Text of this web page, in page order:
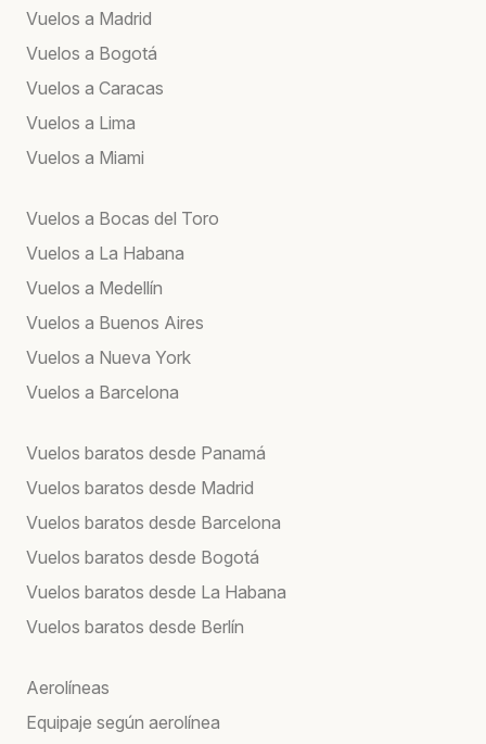
Vuelos a Madrid
Vuelos a Bogotá
Vuelos a Caracas
Vuelos a Lima
Vuelos a Miami
Vuelos a Bocas del Toro
Vuelos a La Habana
Vuelos a Medellín
Vuelos a Buenos Aires
Vuelos a Nueva York
Vuelos a Barcelona
Vuelos baratos desde Panamá
Vuelos baratos desde Madrid
Vuelos baratos desde Barcelona
Vuelos baratos desde Bogotá
Vuelos baratos desde La Habana
Vuelos baratos desde Berlín
Aerolíneas
Equipaje según aerolínea